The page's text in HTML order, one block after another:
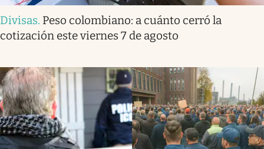
Divisas. Peso colombiano: a cuánto cerró la
cotización este viernes 7 de agosto